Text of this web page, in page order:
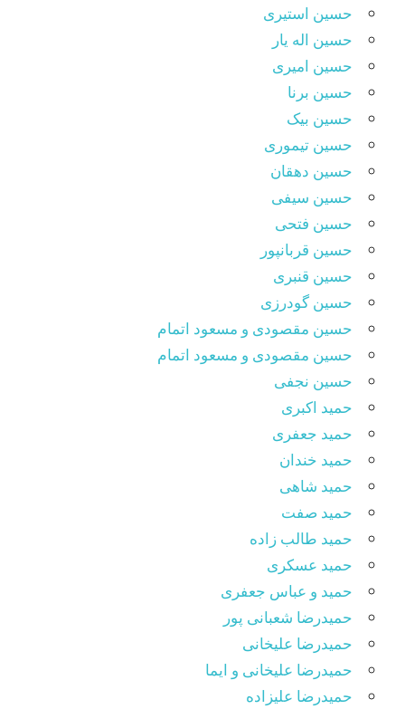
حسین استیری
حسین اله یار
حسین امیری
حسین برنا
حسین بیک
حسین تیموری
حسین دهقان
حسین سیفی
حسین فتحی
حسین قربانپور
حسین قنبری
حسین گودرزی
حسین مقصودى و مسعود اتمام
حسین مقصودی و مسعود اتمام
حسین نجفی
حمید اکبری
حمید جعفری
حمید خندان
حمید شاهی
حمید صفت
حمید طالب زاده
حمید عسکری
حمید و عباس جعفری
حمیدرضا شعبانی پور
حمیدرضا علیخانی
حمیدرضا علیخانی و ایما
حمیدرضا علیزاده